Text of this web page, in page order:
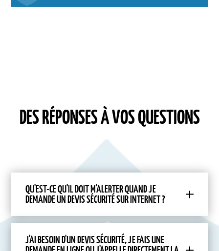
DES RÉPONSES À VOS QUESTIONS
QU'EST-CE QU'IL DOIT M'ALERTER QUAND JE
DEMANDE UN DEVIS SÉCURITÉ SUR INTERNET ?
J'AI BESOIN D'UN DEVIS SÉCURITÉ, JE FAIS UNE